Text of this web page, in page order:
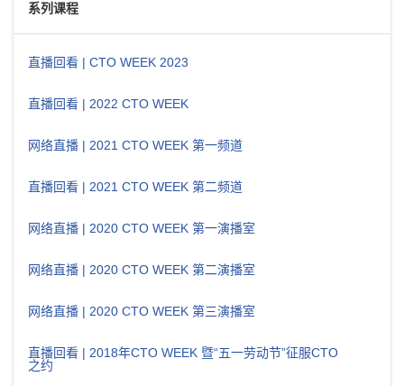
系列课程
直播回看 | CTO WEEK 2023
直播回看 | 2022 CTO WEEK
网络直播 | 2021 CTO WEEK 第一频道
直播回看 | 2021 CTO WEEK 第二频道
网络直播 | 2020 CTO WEEK 第一演播室
网络直播 | 2020 CTO WEEK 第二演播室
网络直播 | 2020 CTO WEEK 第三演播室
直播回看 | 2018年CTO WEEK 暨“五一劳动节”征服CTO
之约